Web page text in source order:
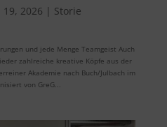
19, 2026 | Storie
und jede Menge Teamgeist Auch
zahlreiche kreative Köpfe aus der
Akademie nach Buch/Julbach im
von GreG...